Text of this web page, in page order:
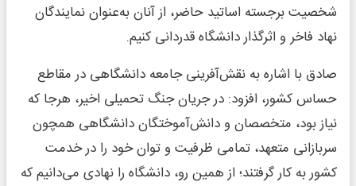
شخصیت برجسته اساتید حاضر، از آنان به‌عنوان نمایندگان
نهاد فاخر و اثرگذار دانشگاه قدردانی کنیم.
صادق با اشاره به نقش‌آفرینی جامعه دانشگاهی در مقاطع
حساس کشور، افزود: در جریان جنگ تحمیلی اخیر، هرجا که
نیاز بود، متخصصان و دانش‌آموختگان دانشگاهی همچون
سربازانی متعهد، تمامی ظرفیت و توان خود را در خدمت
کشور به کار گرفتند؛ از همین رو، دانشگاه را نهادی می‌دانیم که